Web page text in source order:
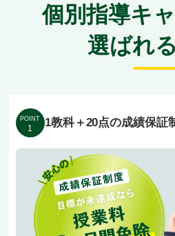
原因までさかのぼるオーダ
ムと、「褒めて伸ばす」指
取り戻します。
みです。地域最安水準の月
20点」の成績保証制度で結
急な体調不良などのお休み
るため、お忙しいご家庭で
個別指導キ
選ばれ
POINT
1 1教科＋20点の成績保証